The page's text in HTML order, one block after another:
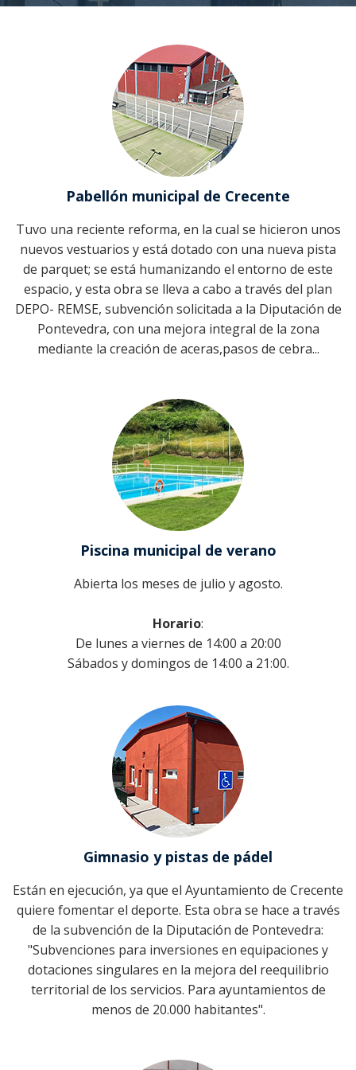
El pleno
cuentas
Actas
Organigrama
Albeos
Ameixeira
Crecente
Filgueira
O Freixo
Quintela
Rebordechán
Vilar
Direcciones de
interés
Rutas de
senderismo
Sanidad
Educación
Recaudación y
gestión
económica
Seguridad
ciudadana
Medio rural
Pabellón municipal de Crecente
Tuvo una reciente reforma, en la cual se hicieron unos
nuevos vestuarios y está dotado con una nueva pista
de parquet; se está humanizando el entorno de este
espacio, y esta obra se lleva a cabo a través del plan
DEPO- REMSE, subvención solicitada a la Diputación de
Pontevedra, con una mejora integral de la zona
mediante la creación de aceras,pasos de cebra...
Piscina municipal de verano
Abierta los meses de julio y agosto.
Horario:
De lunes a viernes de 14:00 a 20:00
Sábados y domingos de 14:00 a 21:00.
Gimnasio y pistas de pádel
Están en ejecución, ya que el Ayuntamiento de Crecente
quiere fomentar el deporte. Esta obra se hace a través
de la subvención de la Diputación de Pontevedra:
"Subvenciones para inversiones en equipaciones y
dotaciones singulares en la mejora del reequilibrio
territorial de los servicios. Para ayuntamientos de
menos de 20.000 habitantes".